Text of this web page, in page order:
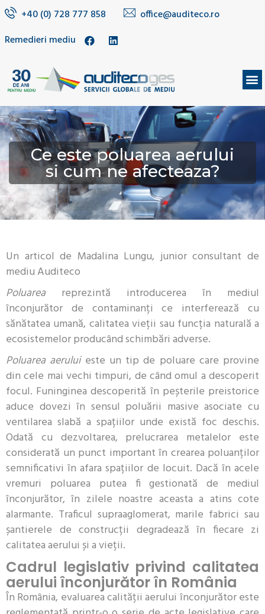
+40 (0) 728 777 858
office@auditeco.ro
Remedieri mediu
Ce este poluarea aerului
si cum ne afecteaza?
Un articol de Madalina Lungu, junior consultant de
mediu Auditeco
Poluareareprezintă introducerea în mediul
înconjurător de contaminanți ce interferează cu
sănătatea umană, calitatea vieții sau funcția naturală a
ecosistemelor producând schimbări adverse.
Poluarea aeruluieste un tip de poluare care provine
din cele mai vechi timpuri, de când omul a descoperit
focul. Funinginea descoperită în peșterile preistorice
aduce dovezi în sensul poluării masive asociate cu
ventilarea slabă a spațiilor unde există foc deschis.
Odată cu dezvoltarea, prelucrarea metalelor este
considerată un punct important în crearea poluanților
semnificativi în afara spațiilor de locuit. Dacă în acele
vremuri poluarea putea fi gestionată de mediul
înconjurător, în zilele noastre aceasta a atins cote
alarmante. Traficul supraaglomerat, marile fabrici sau
șantierele de construcții degradează în fiecare zi
calitatea aerului și a vieții.
Cadrul legislativ privind calitatea
aerului înconjurător în România
În România, evaluarea calității aerului înconjurător este